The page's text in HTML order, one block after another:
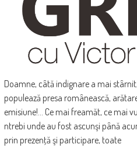
Doamne, câtă indignare a mai
populează presa românească,
emisiune!... Ce mai freamăt, ce mai
ntrebi unde au fost ascunşi până
prin prezenţă şi participare, toate